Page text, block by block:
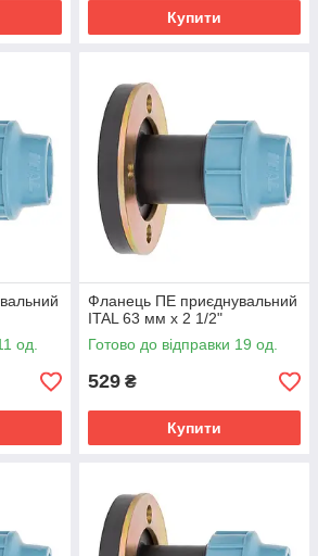
Купити
од.
Фланець ПЕ приєднувальний
ITAL 63 мм х 2 1/2"
Готово до відправки 19 од.
529 ₴
Купити